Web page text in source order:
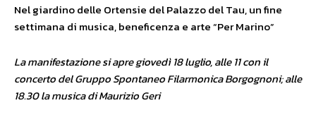
Nel giardino delle Ortensie del Palazzo del Tau, un fine
settimana di musica, beneficenza e arte “Per Marino”
La manifestazione si apre giovedì 18 luglio, alle 11 con il
concerto del Gruppo Spontaneo Filarmonica Borgognoni; alle
18.30 la musica di Maurizio Geri